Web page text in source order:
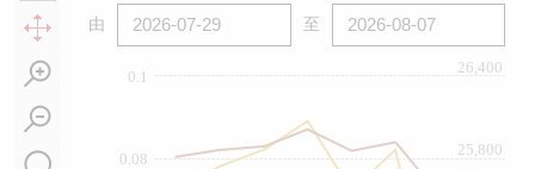
由 至
0.08
0.1
25,800
26,400